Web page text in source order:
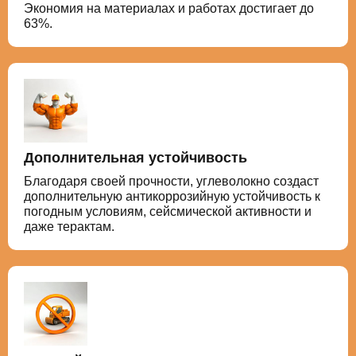
Экономия на материалах и работах достигает до
63%.
Дополнительная устойчивость
Благодаря своей прочности, углеволокно создаст
дополнительную антикоррозийную устойчивость к
погодным условиям, сейсмической активности и
даже терактам.